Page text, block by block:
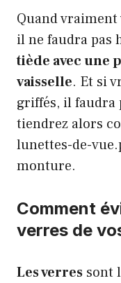
Quand vraiment
il ne faudra pas
tiède avec une
vaisselle. Et si
griffés, il faudra
tiendrez alors
lunettes-de-
monture.
Comment
verres de
Les verres sont